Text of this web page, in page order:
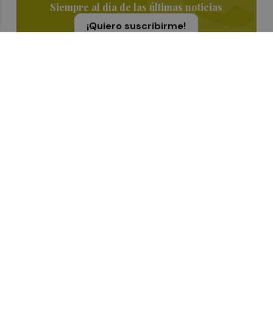
Siempre al día de las últimas noticias
¡Quiero suscribirme!